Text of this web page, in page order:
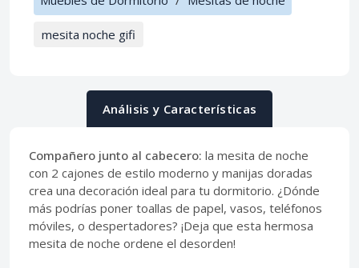
mesita noche gifi
Análisis y Características
Compañero junto al cabecero: la mesita de noche
con 2 cajones de estilo moderno y manijas doradas
crea una decoración ideal para tu dormitorio. ¿Dónde
más podrías poner toallas de papel, vasos, teléfonos
móviles, o despertadores? ¡Deja que esta hermosa
mesita de noche ordene el desorden!